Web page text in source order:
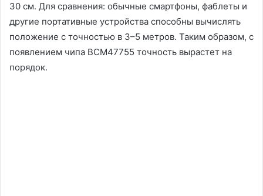
30 см. Для сравнения: обычные смартфоны, фаблеты и
другие портативные устройства способны вычислять
положение с точностью в 3–5 метров. Таким образом, с
появлением чипа BCM47755 точность вырастет на
порядок.